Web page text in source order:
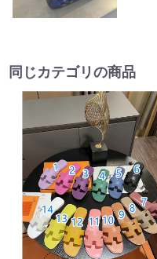
同じカテゴリの商品